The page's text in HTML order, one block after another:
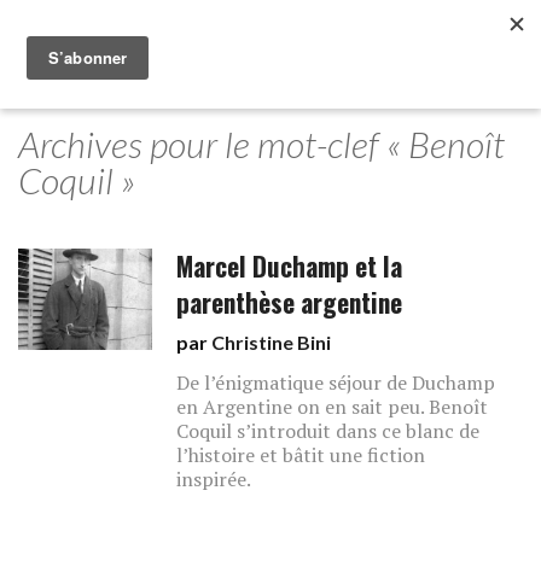
Archives pour le mot-clef « Benoît
Coquil »
Marcel Duchamp et la
parenthèse argentine
par Christine Bini
De l’énigmatique séjour de Duchamp
en Argentine on en sait peu. Benoît
Coquil s’introduit dans ce blanc de
l’histoire et bâtit une fiction
inspirée.